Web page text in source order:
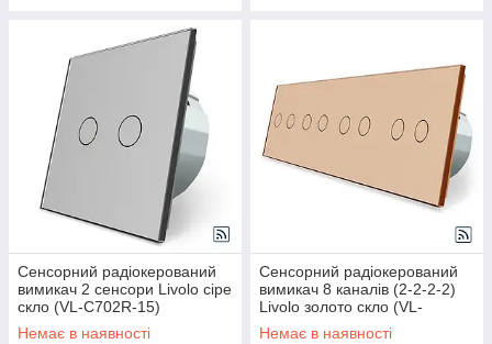
Сенсорний радіокерований
вимикач 2 сенсори Livolo сіре
скло (VL-C702R-15)
Немає в наявності
Сенсорний радіокерований
вимикач 8 каналів (2-2-2-2)
Livolo золото скло (VL-
C708R-13)
Немає в наявності